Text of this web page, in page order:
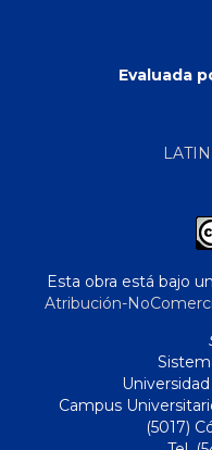
Evaluada
Esta obra está bajo
Atribución-
Campus
(5017)